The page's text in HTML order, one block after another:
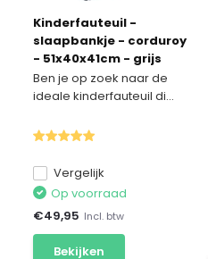
Kinderfauteuil -
slaapbankje - corduroy
- 51x40x41cm - grijs
Ben je op zoek naar de
ideale kinderfauteuil di...
Vergelijk
Op voorraad
€49,95 Incl. btw
Bekijken